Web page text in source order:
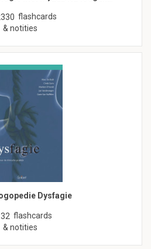
flashcards
& notities
Dysfagie
32 flashcards
& notities